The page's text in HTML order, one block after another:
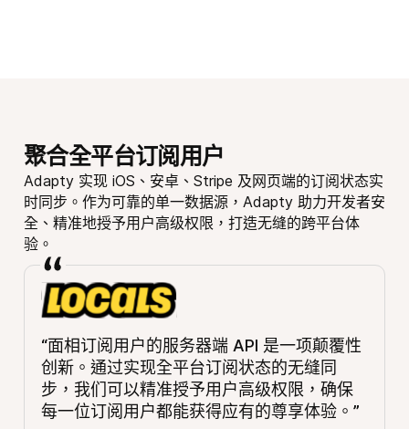
聚合全平台订阅用户
Adapty 实现 iOS、安卓、Stripe 及网页端的订阅状态实
时同步。作为可靠的单一数据源，Adapty 助力开发者安
全、精准地授予用户高级权限，打造无缝的跨平台体
验。
“面相订阅用户的服务器端 API 是一项颠覆性
创新。通过实现全平台订阅状态的无缝同
步，我们可以精准授予用户高级权限，确保
每一位订阅用户都能获得应有的尊享体验。”